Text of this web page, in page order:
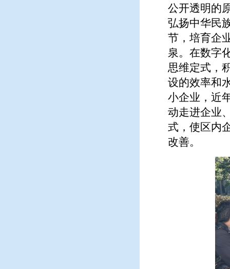
公开透明的
弘扬中华民
节，培育企
泉。在数字
思维定式，
设的效率和
小企业，近
动走进企业
式，使区内
改善。